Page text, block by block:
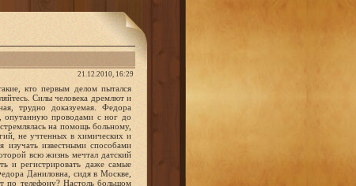
21.12.2010, 16:29
к себе в кабинет и вполне серьезно предупредил: "Еще один такой эксперимент - и вылетишь из школы". ...Наосвещенной сцене размещают 15 портретов писателей. Справа в углу вращающаяся доска с сотней разноцветных кружков, слева - обычная классная доска. Рядом с ней на стуле сидит Альберт Игнатенко. К его груди на специальном кронштейне прикреплена губная гармошка. Пальцы правой ноги сжимают карандаш над листом бумаги, пальцы левой - на клавишах музыкального инструмента. В руке держит мел. От ног и рук Игнатенко тянутся провода к приборам. Тишина. . Но вот Альберт Бенедиктович окидывает взглядом галерею портретов и отворачивается. К делу приступают добровольные помощники из зала. Один из них диктует текст, который Игнатенко тут же записывает на доске. Второй называет двузначные числа, и "артист" моментально возводит их в квадрат. Третий вращает доску с разноцветными кружками, которые Альберт Бенедиктович тут же подсчитывает. Одновременно карандашом, зажатым пальцами правой ноги, он рисует, а пальцами левой - подбирает на клавишах инструмента мелодию, рукой на расстоянии двигает стрелку компаса, играет на губной гармошке, прерываясь лишь для ответов на вопросы. При этом он еще называет по памяти любой заданный день недели за... 10 тысяч лет, замедляет собственный пульс, изменяет температуру тела, кровяное давление... Одновременно 13 действий! Юлию Цезарю подобное, как говорится, и не снилось. ...На сцене выстраиваются молодые люди. Игнатенко задает всем вопрос: "Как вас зовут?" - и каждому подносит микрофон. Серьезный на вид парень вдруг заявляет: "Людмила Зыкина"! И ошарашенный собственным ответом, испуганно смотрит в зал. Рядом с ним тоже от души смеются. Особенно сосед - усатый мужчина лет тридцати. Однако на тот же вопрос, все еще улыбаясь, отвечает так: "Крокодил Гена". Улыбка сползает с его лица, он пытается сообразить, как это у него получилось? - Так как вас зовут? 9W1'*- Баба Феня... Участники опыта уже не смеются. Трудно сказать, какие чувства овладели ими в этот момент. Это не гипноз, при котором человек не осознает свои действия. Участники опытов Альберта Игнатенко видят и слышат не только его самого, но и себя, друг друга, зрителей в зале и даже переговариваются с ними. Наука о бессловесном внушении называется суггестологией. Объяснить механизм явления ученые пока не могут, хотя факт передачи мысленной информации авторитетные специалисты признали установленным и экспериментально вполне доказанным. "Суггестия" означает "внушение" (корень слова латинского про исхождения). Но "суггестология" - от английского suggest - предлагат